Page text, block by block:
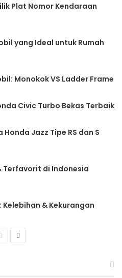
Plat Nomor Kendaraan
yang Ideal untuk Rumah
Monokok VS Ladder Frame
Civic Turbo Bekas Terbaik
Jazz Tipe RS dan S
Terfavorit di Indonesia
& Kekurangan
PreviousNext